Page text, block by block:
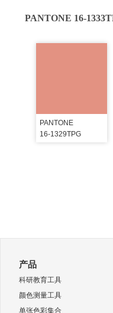
PANTONE 16-
PANTONE
16-1329TPG
产品
科研教育工具
颜色测量工具
单张色彩集合